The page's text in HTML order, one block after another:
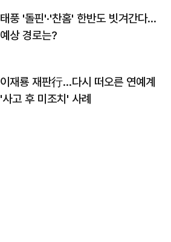
태풍 '돌핀'·'찬홈' 한반도 빗겨간다…
예상 경로는?
이재룡 재판行…다시 떠오른 연예계
'사고 후 미조치' 사례